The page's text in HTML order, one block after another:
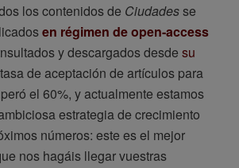
los contenidos de Ciudadesse
en régimen de open-access
y descargados desde su
de aceptación de artículos para
el 60%, y actualmente estamos
estrategia de crecimiento
números: este es el mejor
nos hagáis llegar vuestras